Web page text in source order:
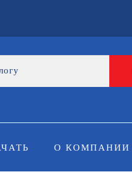
О КОМПАНИИ